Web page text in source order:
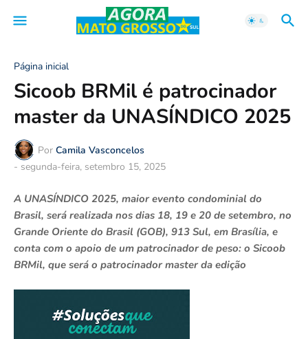
Página inicial
Sicoob BRMil é patrocinador
master da UNASÍNDICO 2025
Por Camila Vasconcelos
- segunda-feira, setembro 15, 2025
A UNASÍNDICO 2025, maior evento condominial do
Brasil, será realizada nos dias 18, 19 e 20 de setembro, no
Grande Oriente do Brasil (GOB), 913 Sul, em Brasília, e
conta com o apoio de um patrocinador de peso: o Sicoob
BRMil, que será o patrocinador master da edição